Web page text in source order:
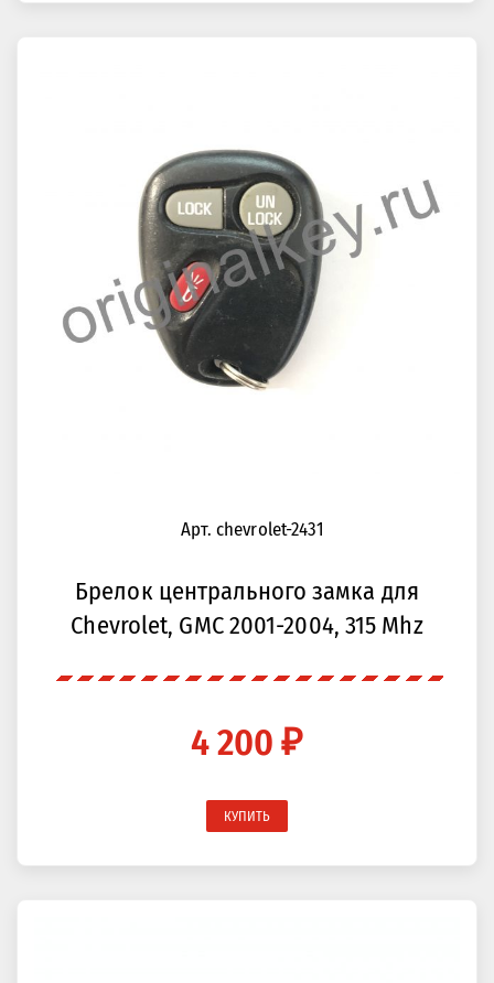
Арт. chevrolet-2431
Брелок центрального замка для
Chevrolet, GMC 2001-2004, 315 Mhz
4 200 ₽
КУПИТЬ